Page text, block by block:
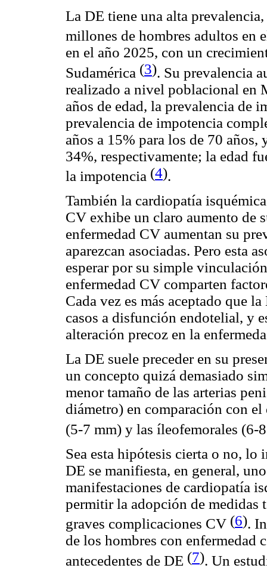
La DE tiene una alta
millones de hombres adultos en
en el año 2025, con un
Sudamérica (3). Su prevalencia
realizado a nivel poblacional en
años de edad, la prevalencia de
prevalencia de impotencia
años a 15% para los de 70 años,
34%, respectivamente; la edad
la impotencia (4).
También la cardiopatía
CV exhibe un claro aumento de
enfermedad CV aumentan su
aparezcan asociadas. Pero esta
esperar por su simple
enfermedad CV comparten
Cada vez es más aceptado que
casos a disfunción endotelial, y
alteración precoz en la
La DE suele preceder en su
un concepto quizá demasiado
menor tamaño de las arterias
diámetro) en comparación con
(5-7 mm) y las íleofemorales (6-
Sea esta hipótesis cierta o no, lo
DE se manifiesta, en general,
manifestaciones de cardiopatía
permitir la adopción de medidas
graves complicaciones CV (6).
de los hombres con enfermedad
antecedentes de DE (7). Un